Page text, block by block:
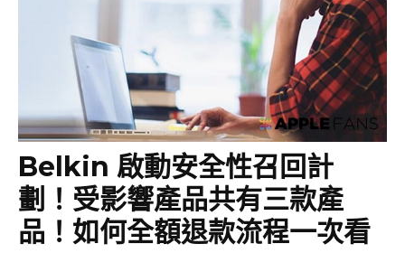
Belkin 啟動安全性召回計
劃！受影響產品共有三款產
品！如何全額退款流程一次看